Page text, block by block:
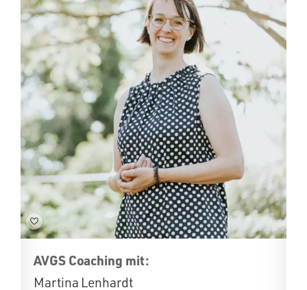
AVGS Coaching mit:
Martina Lenhardt